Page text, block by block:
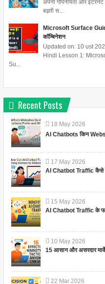
अपनी गोपनीयता और
बढ़ती स...
Microsoft Surface
कॉम्बिनेशन
Updated on: 10 ust
Hindi Lesson 1:
Su...
Recent Posts
18 May 2026
AI Chatbots किन
17 May 2026
AI Chatbot Traffic कैसे
15 May 2026
AI Chatbot Traffic के
10 May 2026
15 आसान और असरदार
22 Mar 2026